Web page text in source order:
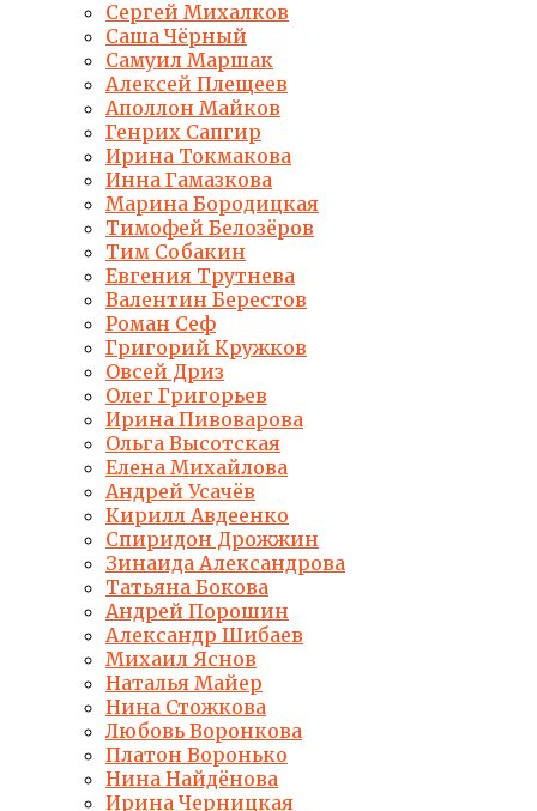
Сергей Михалков
Саша Чёрный
Самуил Маршак
Алексей Плещеев
Аполлон Майков
Генрих Сапгир
Ирина Токмакова
Инна Гамазкова
Марина Бородицкая
Тимофей Белозёров
Тим Собакин
Евгения Трутнева
Валентин Берестов
Роман Сеф
Григорий Кружков
Овсей Дриз
Олег Григорьев
Ирина Пивоварова
Ольга Высотская
Елена Михайлова
Андрей Усачёв
Кирилл Авдеенко
Спиридон Дрожжин
Зинаида Александрова
Татьяна Бокова
Андрей Порошин
Александр Шибаев
Михаил Яснов
Наталья Майер
Нина Стожкова
Любовь Воронкова
Платон Воронько
Нина Найдёнова
Ирина Черницкая